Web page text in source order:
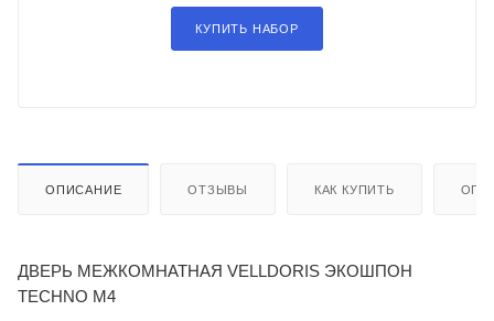
КУПИТЬ НАБОР
ОПИСАНИЕ ОТЗЫВЫ КАК КУПИТЬ
ДВЕРЬ МЕЖКОМНАТНАЯ VELLDORIS ЭКОШПОН
TECHNO M4